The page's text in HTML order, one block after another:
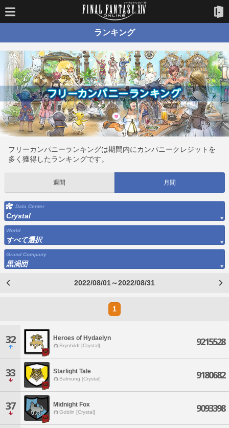
ランキング
フリーカンパニーランキングは期間内にカンパニークレジットを
多く獲得したランキングです。
週間 月間
Data Center
Crystal
World
すべて選択
Grand Company
黒渦団
2022/08/01～2022/08/31
1
32 Heroes of Hydaelyn
Brynhildr [Crystal] 9215528
33 Starlight Tale
Balmung [Crystal] 9180682
37 Midnight Fox
Goblin [Crystal] 9093398